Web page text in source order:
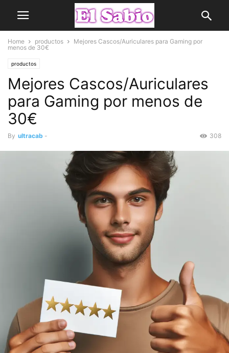
Home productos
Mejores Cascos/Auriculares para Gaming por
menos de 30€
productos
Mejores Cascos/Auriculares
para Gaming por menos de
30€
By ultracab - 308